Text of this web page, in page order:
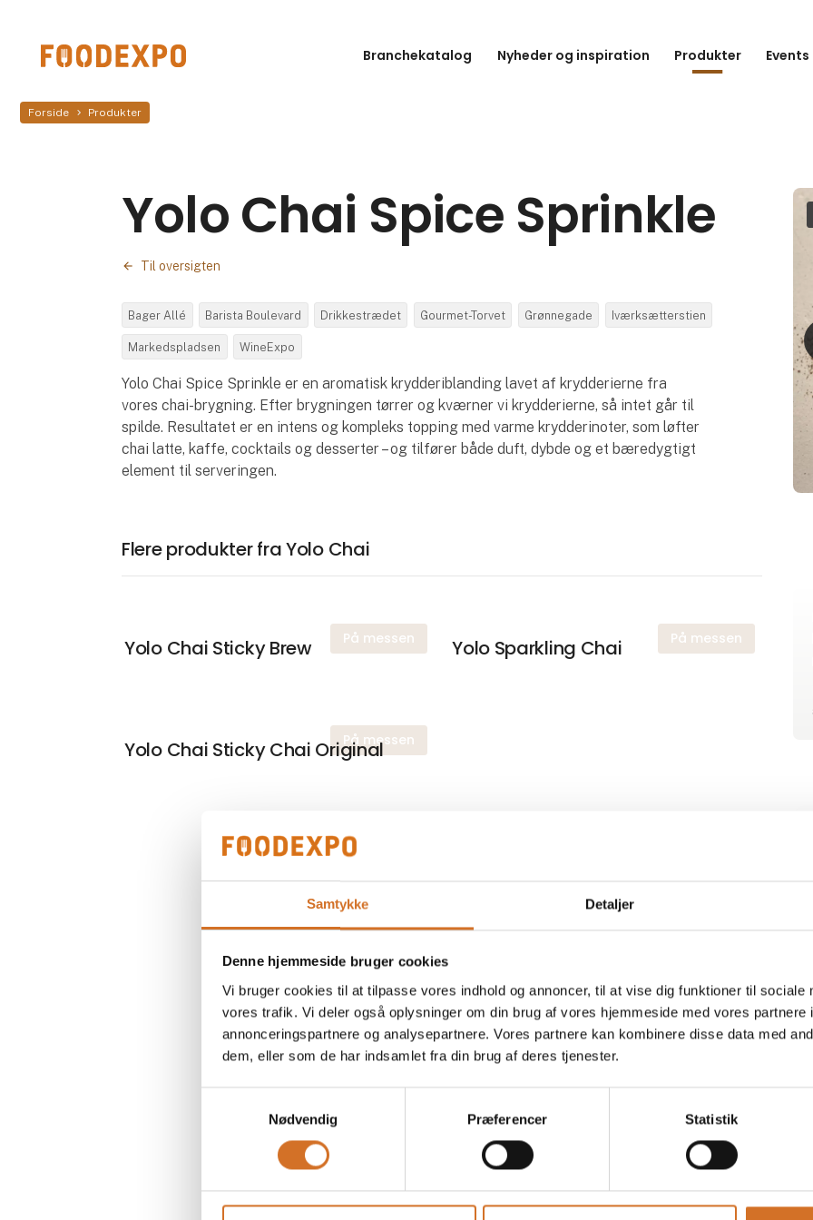
Samtykke Detaljer
Denne hjemmeside bruger cookies
Vi bruger cookies til at tilpasse vores indhold og annoncer, til at vise dig funktioner til sociale
vores trafik. Vi deler også oplysninger om din brug af vores hjemmeside med vores partnere
annonceringspartnere og analysepartnere. Vores partnere kan kombinere disse data med
dem, eller som de har indsamlet fra din brug af deres tjenester.
Nødvendig
Præferencer Statistik
Branchekatalog Nyheder og inspiration Produkter
Forside Produkter
Yolo Chai Spice Sprinkle
Til oversigten
Bager Allé Barista Boulevard Drikkestrædet Gourmet-Torvet Grønnegade Iværksætterstien
Markedspladsen WineExpo
Yolo Chai Spice Sprinkle er en aromatisk krydderiblanding lavet af krydderierne fra
vores chai-brygning. Efter brygningen tørrer og kværner vi krydderierne, så intet går til
spilde. Resultatet er en intens og kompleks topping med varme krydderinoter, som løfter
chai latte, kaffe, cocktails og desserter – og tilfører både duft, dybde og et bæredygtigt
element til serveringen.
Flere produkter fra Yolo Chai
På messen
Yolo Chai Sticky Brew På messen
Yolo Sparkling Chai
På messen
Yolo Chai Sticky Chai Original